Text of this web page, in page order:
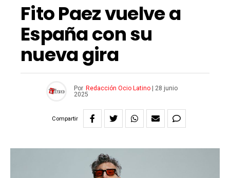
Fito Paez vuelve a
España con su
nueva gira
Por Redacción Ocio Latino|
28 junio
2025
Compartir